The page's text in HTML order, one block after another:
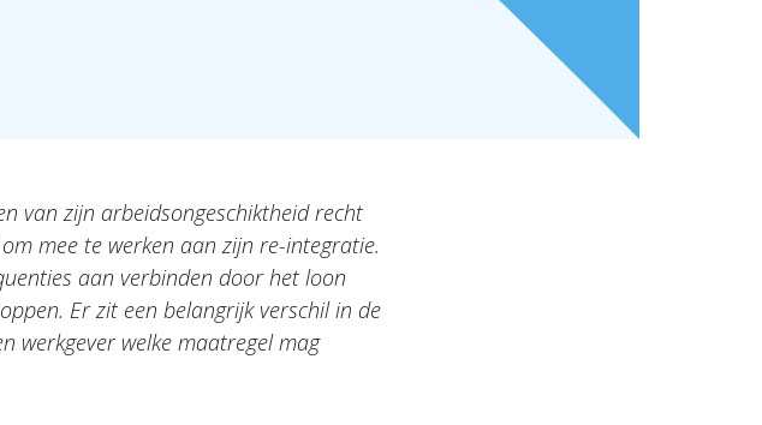
van zijn arbeidsongeschiktheid recht
mee te werken aan zijn re-integratie.
aan verbinden door het loon
Er zit een belangrijk verschil in de
werkgever welke maatregel mag